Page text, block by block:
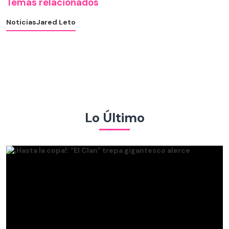
Temas relacionados
NoticiasJared Leto
Lo Último